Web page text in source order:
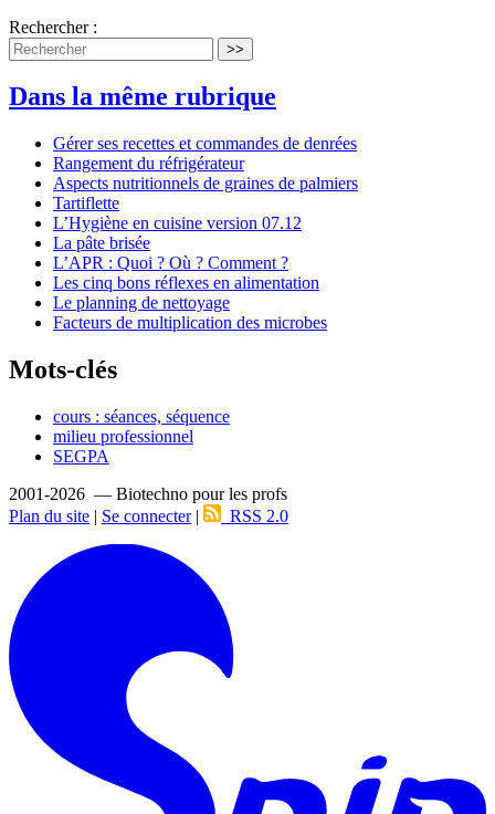
Rechercher :
>>
Dans la même rubrique
Gérer ses recettes et commandes de denrées
Rangement du réfrigérateur
Aspects nutritionnels de graines de palmiers
Tartiflette
L’Hygiène en cuisine version 07.12
La pâte brisée
L’APR : Quoi ? Où ? Comment ?
Les cinq bons réflexes en alimentation
Le planning de nettoyage
Facteurs de multiplication des microbes
Mots-clés
cours : séances, séquence
milieu professionnel
SEGPA
2001-2026 — Biotechno pour les profs
Plan du site | Se connecter| RSS 2.0